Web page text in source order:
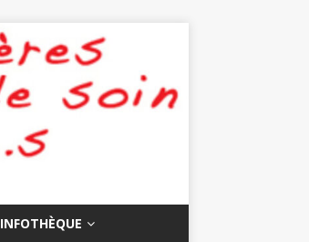
INFOTHÈQUE